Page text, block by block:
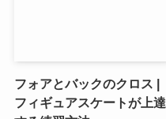
フォアとバックのクロス |
フィギュアスケートが上達